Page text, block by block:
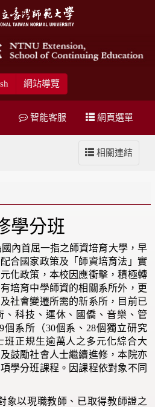
網站導覽
網頁選單
智能客服
相關連結
學分班
內首屈一指之師資培育大學，早
合國家政策及「師資培育法」實
化政策，本校因應衝擊，積極轉
培育中學師資的相關系所外，更
社會變遷所需的新系所，目前已
、科技、運休、國僑、音樂、管
個系所（30個系、28個獨立研究
班正規生逾萬人之多元化綜合大
鼓勵社會人士繼續進修，本院亦
學分班課程。因課程依對象不同
象以現職教師、已取得教師證之